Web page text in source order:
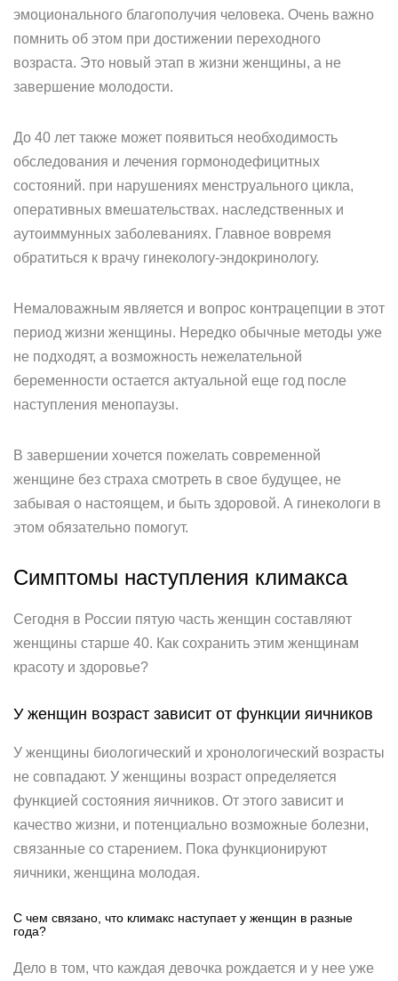
эмоционального благополучия человека. Очень важно
помнить об этом при достижении переходного
возраста. Это новый этап в жизни женщины, а не
завершение молодости.
До 40 лет также может появиться необходимость
обследования и лечения гормонодефицитных
состояний. при нарушениях менструального цикла,
оперативных вмешательствах. наследственных и
аутоиммунных заболеваниях. Главное вовремя
обратиться к врачу гинекологу-эндокринологу.
Немаловажным является и вопрос контрацепции в этот
период жизни женщины. Нередко обычные методы уже
не подходят, а возможность нежелательной
беременности остается актуальной еще год после
наступления менопаузы.
В завершении хочется пожелать современной
женщине без страха смотреть в свое будущее, не
забывая о настоящем, и быть здоровой. А гинекологи в
этом обязательно помогут.
Симптомы наступления климакса
Сегодня в России пятую часть женщин составляют
женщины старше 40. Как сохранить этим женщинам
красоту и здоровье?
У женщин возраст зависит от функции яичников
У женщины биологический и хронологический возрасты
не совпадают. У женщины возраст определяется
функцией состояния яичников. От этого зависит и
качество жизни, и потенциально возможные болезни,
связанные со старением. Пока функционируют
яичники, женщина молодая.
С чем связано, что климакс наступает у женщин в разные
года?
Дело в том, что каждая девочка рождается и у нее уже